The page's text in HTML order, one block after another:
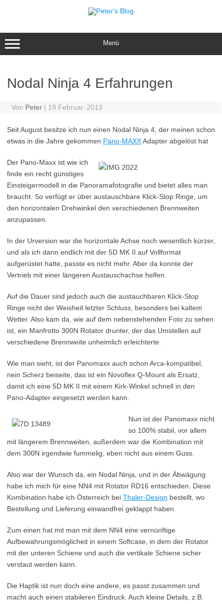
Menü
Nodal Ninja 4 Erfahrungen
Von Peter | 19.Februar. 2013
Seit August besitze ich nun einen Nodal Ninja 4, der meinen schon
etwas in die Jahre gekommen Pano-MAXXAdapter abgelöst hat
Der Pano-Maxx ist wie ich
finde ein recht günstiges
Einsteigermodell in die Panoramafotografie und bietet alles man
braucht. So verfügt er über austauschbare Klick-Stop Ringe, um
den horizontalen Drehwinkel den verschiedenen Brennweiten
anzupassen.
In der Urversion war die horizontale Achse noch wesentlich kürzer,
und als ich dann endlich mit der 5D MK II auf Vollformat
aufgerüstet hatte, passte es nicht mehr. Aber da konnte der
Vertrieb mit einer längeren Austauschachse helfen.
Auf die Dauer sind jedoch auch die austauchbaren Klick-Stop
Ringe nicht der Weisheit letzter Schluss, besonders bei kaltem
Wetter. Also kam da, wie auf dem nebenstehenden Foto zu sehen
ist, ein Manfrotto 300N Rotator drunter, der das Umstellen auf
verschiedene Brennweite unheimlich erleichterte.
Wie man sieht, ist der Panomaxx auch schon Arca-kompatibel,
nein Scherz beiseite, das ist ein Novoflex Q-Mount als Ersatz,
damit ich eine 5D MK II mit einem Kirk-Winkel schnell in den
Pano-Adapter eingesetzt werden kann.
Nun ist der Panomaxx nicht
so 100% stabil, vor allem
mit längerem Brennweiten, außerdem war die Kombination mit
dem 300N irgendwie fummelig, eben nicht aus einem Guss.
Also war der Wunsch da, ein Nodal Ninja, und in der Äbwägung
habe ich mich für eine NN4 mit Rotator RD16 entschieden. Diese
Kombination habe ich Österreich bei Thaler-Design bestellt, wo
Bestellung und Lieferung einwandfrei geklappt haben.
Zum einen hat mit man mit dem NN4 eine vernünftige
Aufbewahrungsmöglicheit in einem Softcase, in dem der Rotator
mit der unteren Schiene und auch die vertikale Schiene sicher
verstaut werden kann.
Die Haptik ist nun doch eine andere, es passt zusammen und
macht auch einen stabileren Eindruck. Auch kleine Details, z.B.